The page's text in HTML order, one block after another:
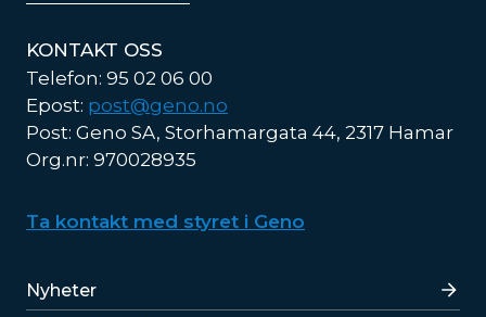
KONTAKT OSS
Telefon: 95 02 06 00
Epost: post@geno.no
Post: Geno SA, Storhamargata 44, 2317 Hamar
Org.nr: 970028935
Ta kontakt med styret i Geno
Lenker
Nyheter